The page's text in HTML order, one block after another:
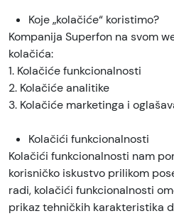
Koje „kolačiće“ koristimo?
Kompanija Superfon na svom
kolačića:
1. Kolačiće funkcionalnosti
2. Kolačiće analitike
3. Kolačiće marketinga i
Kolačići funkcionalnosti
Kolačići funkcionalnosti nam
korisničko iskustvo prilikom
radi, kolačići funkcionalnosti
prikaz tehničkih karakteristika